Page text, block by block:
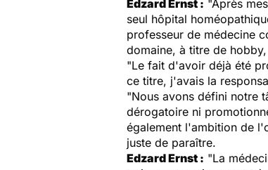
Edzard Ernst : "Après
seul hôpital
professeur de médecine
domaine, à titre de
"Le fait d'avoir déjà été
ce titre, j'avais la
"Nous avons défini notre
dérogatoire ni
également l'ambition de
juste de paraître.
Edzard Ernst : "La